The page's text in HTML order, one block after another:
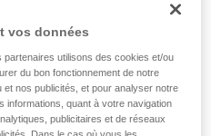
vos données
utilisons des cookies et/ou
du bon fonctionnement de notre
nos publicités, et pour analyser notre
informations, quant à votre navigation
publicitaires et de réseaux